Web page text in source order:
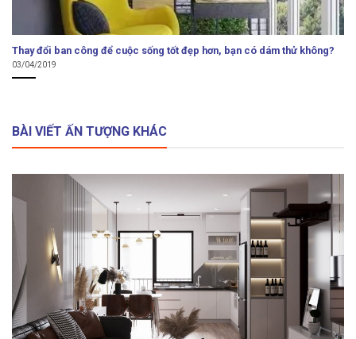
Thay đổi ban công để cuộc sống tốt đẹp hơn, bạn có dám thử không?
03/04/2019
BÀI VIẾT ẤN TƯỢNG KHÁC